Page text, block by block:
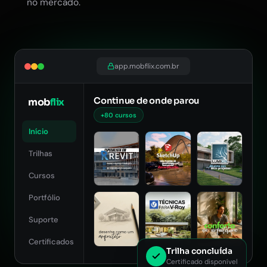
no mercado.
app.mobflix.com.br
mobflix
Início
Trilhas
Cursos
Portfólio
Suporte
Certificados
Continue de onde parou
+80 cursos
Trilha concluída
Certificado disponível